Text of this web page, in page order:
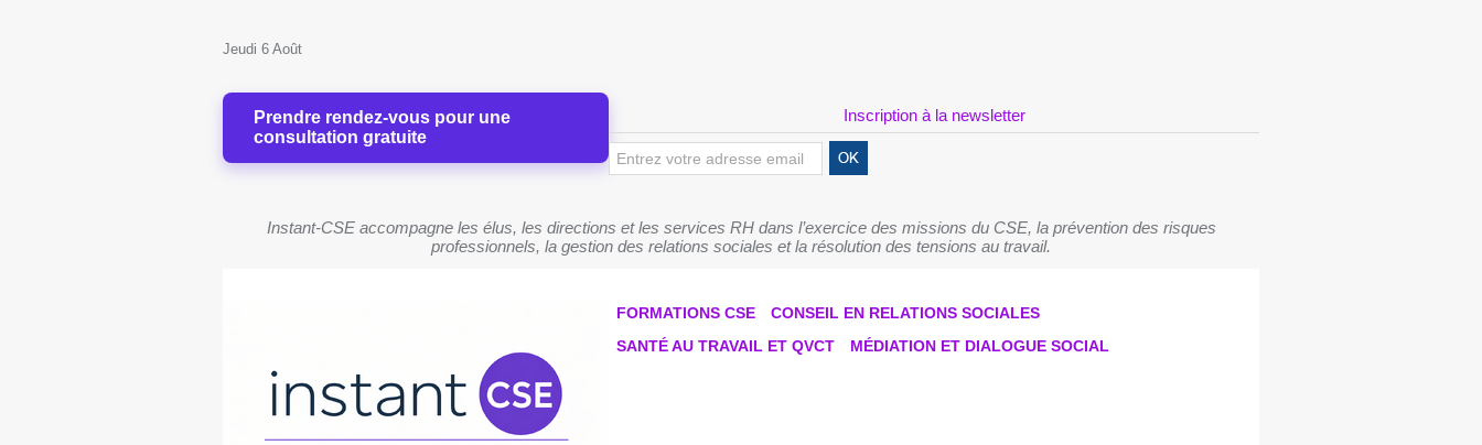
Jeudi 6 Août
Prendre rendez-vous pour une
consultation gratuite
Inscription à la newsletter
Instant-CSE accompagne les élus, les directions et les services RH dans l’exercice des missions du CSE, la prévention des risques
professionnels, la gestion des relations sociales et la résolution des tensions au travail.
FORMATIONS CSE
CONSEIL EN RELATIONS SOCIALES
SANTÉ AU TRAVAIL ET QVCT
MÉDIATION ET DIALOGUE SOCIAL